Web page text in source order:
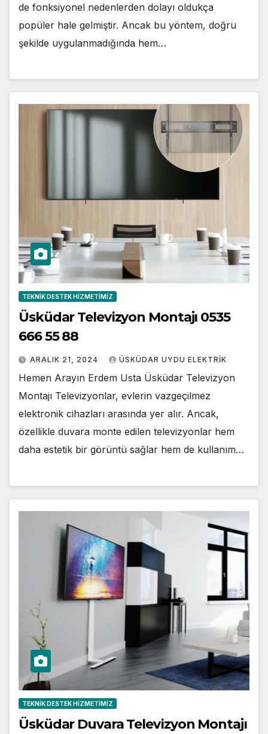
de fonksiyonel nedenlerden dolayı oldukça
popüler hale gelmiştir. Ancak bu yöntem, doğru
şekilde uygulanmadığında hem…
TEKNIK DESTEK HIZMETIMIZ
Üsküdar Televizyon Montajı 0535
666 55 88
ARALIK 21, 2024 ÜSKÜDAR UYDU ELEKTRIK
Hemen Arayın Erdem Usta Üsküdar Televizyon
Montajı Televizyonlar, evlerin vazgeçilmez
elektronik cihazları arasında yer alır. Ancak,
özellikle duvara monte edilen televizyonlar hem
daha estetik bir görüntü sağlar hem de kullanım…
TEKNIK DESTEK HIZMETIMIZ
Üsküdar Duvara Televizyon Montajı